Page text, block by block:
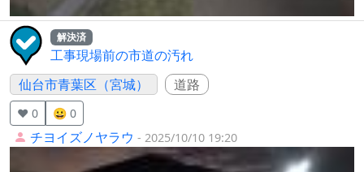
解決済
工事現場前の市道の汚れ
仙台市青葉区（宮城）
道路
❤️ 0 😀 0
チヨイズノヤラウ - 2025/10/10 19:20